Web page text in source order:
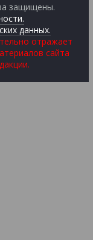
защищены.
данных.
отражает
сайта